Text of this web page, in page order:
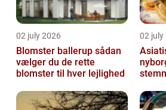
02 july 2026
Blomster ballerup sådan
vælger du de rette
blomster til hver lejlighed
02 july
nyborg guide til